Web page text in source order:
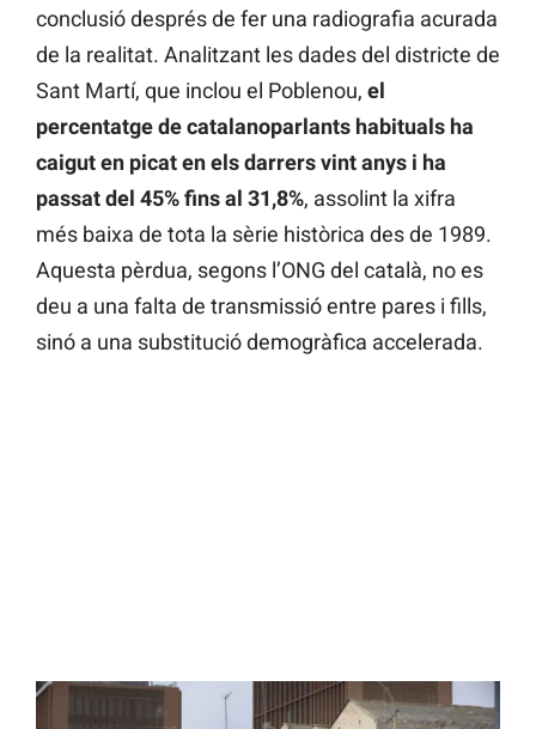
conclusió després de fer una radiografia acurada
de la realitat. Analitzant les dades del districte de
Sant Martí, que inclou el Poblenou, el
percentatge de catalanoparlants habituals ha
caigut en picat en els darrers vint anys i ha
passat del 45% fins al 31,8%, assolint la xifra
més baixa de tota la sèrie històrica des de 1989.
Aquesta pèrdua, segons l’ONG del català, no es
deu a una falta de transmissió entre pares i fills,
sinó a una substitució demogràfica accelerada.